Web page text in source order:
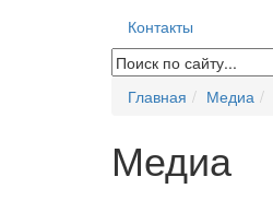
Контакты
Главная Медиа
Медиа